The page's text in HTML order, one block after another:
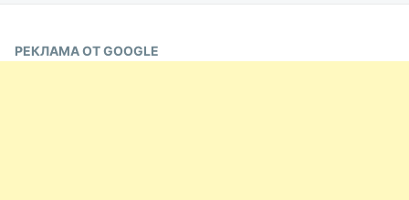
РЕКЛАМА ОТ GOOGLE